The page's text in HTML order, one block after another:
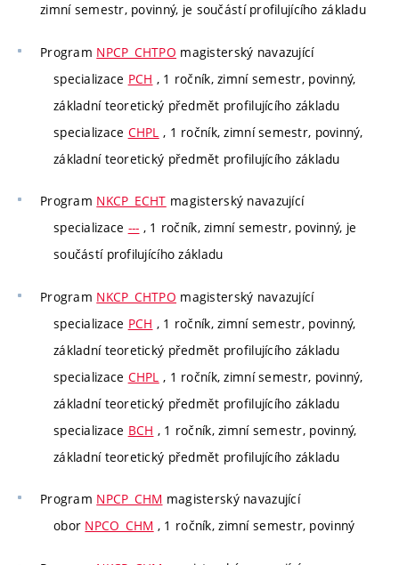
zimní semestr, povinný, je součástí profilujícího základu
Program NPCP_CHTPO magisterský navazující
specializace PCH , 1 ročník, zimní semestr, povinný,
základní teoretický předmět profilujícího základu
specializace CHPL , 1 ročník, zimní semestr, povinný,
základní teoretický předmět profilujícího základu
Program NKCP_ECHT magisterský navazující
specializace --- , 1 ročník, zimní semestr, povinný, je
součástí profilujícího základu
Program NKCP_CHTPO magisterský navazující
specializace PCH , 1 ročník, zimní semestr, povinný,
základní teoretický předmět profilujícího základu
specializace CHPL , 1 ročník, zimní semestr, povinný,
základní teoretický předmět profilujícího základu
specializace BCH , 1 ročník, zimní semestr, povinný,
základní teoretický předmět profilujícího základu
Program NPCP_CHM magisterský navazující
obor NPCO_CHM , 1 ročník, zimní semestr, povinný